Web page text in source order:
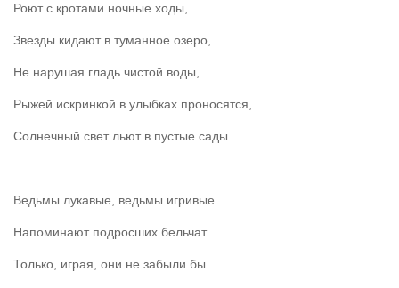
Забыли свой пароль?
Перейти на полную версию
Роют с кротами ночные ходы,
Звезды кидают в туманное озеро,
Не нарушая гладь чистой воды,
Рыжей искринкой в улыбках проносятся,
Солнечный свет льют в пустые сады.
Ведьмы лукавые, ведьмы игривые.
Напоминают подросших бельчат.
Только, играя, они не забыли бы